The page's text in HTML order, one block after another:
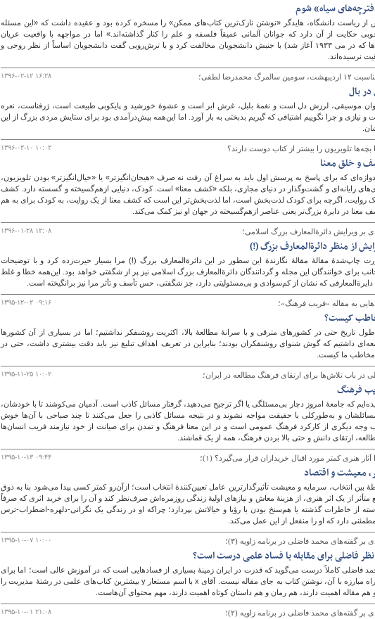
سیاه» شوم
از ریاست دانشگاه، هایدگر «نوشتن نازک‌ترین کتاب‌های ممکن» را مسخره کرده بود و عقیده داشت که «این مسئله
حکایت از آن دارد که جوانان آلمانی عمیقاً فلسفه و علم را کنار گذاشته‌اند.» اما در مواجهه با واقعیت عریان
عقل‌ستیزی (سوزاندن کتاب‌ها که در می ۱۹۳۳ آغاز شد) با جنبش دانشجویان مخالفت کرد و با ترش‌رویی گفت دانشجویان اساساً از نظر روحی و
نرسیده‌اند.
۱۳۹۶-۰۲-۱۲ ۱۶:۲۸ سومین سالمرگ محمدرضا لطفی؛
در بال
موسیقی، لرزش دل است و نغمۀ بلبل، غرش ابر است و عشوۀ خورشید و پایکوبی طبیعت است، ژرفناست، نعره
و نیازی و چرا نگوییم اشتیاقی که گیریم بدبختی به بار آورد. اما این‌همه پیش‌درآمدی بود برای ستایش مردی بزرگ از این
۱۳۹۶-۰۲-۱۰ ۱۰:۰۲ بچه‌ها تلویزیون را بیشتر از کتاب دوست دارند؟
و خلق معنا
که برای پاسخ به پرسش اول باید به سراغ آن رفت نه صرف «هیجان‌انگیزتر» یا «خیال‌انگیزتر» بودن تلویزیون،
رایانه‌ای و گشت‌وگذار در دنیای مجازی، بلکه «کشف معنا» است. کودک، دنیایی ازهم‌گسیخته و گسسته دارد. کشف
یک روایت، اگرچه برای کودک لذت‌بخش است، اما لذت‌بخش‌تر این است که کشف معنا از یک روایت، به کودک برای به هم
معنا در دایرۀ بزرگ‌تر یعنی عناصر ازهم‌گسیخته در جهان او نیز کمک می‌کند.
۱۳۹۶-۰۱-۲۸ ۱۲:۰۸ بر ویرایش دائرة‌المعارف بزرگ اسلامی؛
از منظر دائرة‌المعارف بزرگ (!)
چاپ‌شدۀ مقالۀ مقالۀ نگارندۀ این سطور در این دائرة‌المعارف بزرگ (!) مرا بسیار حیرت‌زده کرد و با توضیحات
برای خوانندگان این مجله و گردانندگان دائرة‌المعارف بزرگ اسلامی نیز پر از شگفتی خواهد بود. این‌همه خطا و غلط
۱۳۹۵-۱۲-۰۲ ۰۹:۱۶ به مقاله «فریب فرهنگ»؛
کیست؟
تاریخ حتی در کشورهای مترقی و با سرانۀ مطالعۀ بالا، اکثریت روشنفکر نداشتیم؛ اما در بسیاری از آن کشورها
داشتیم که گوش شنوای روشنفکران بودند؛ بنابراین در تعریف اهداف تبلیغ نیز باید دقت بیشتری داشت، حتی در
مخاطب ما کیست.
۱۳۹۵-۱۱-۲۵ ۱۰:۰۲ در باب تلاش‌ها برای ارتقای فرهنگ مطالعه در ایران؛
فرهنگ
که جامعۀ امروز دچار بی‌مسئلگی یا اگر ترجیح می‌دهید، گرفتار مسائل کاذب است. آدمیان می‌کوشند تا با خودشان،
و به‌طورکلی با حقیقت مواجه نشوند و در نتیجه مسائل کاذبی را جعل می‌کنند تا چند صباحی با آن‌ها خوش
وجه دیگری از کارکرد فرهنگ عمومی است و در این معنا فرهنگ و تمدن برای صیانت از خود نیازمند فریب انسان‌ها
ارتقای دانش و حتی بالا بردن فرهنگ، همه از یک قماشند.
۱۳۹۵-۱۰-۱۳ ۰۹:۴۴ آثار هنری کمتر مورد اقبال خریداران قرار می‌گیرد؟ (۱)؛
معیشت و اقتصاد
بین انتخاب، سرمایه و معیشت تأثیرگذارترین عامل تعیین‌کنندۀ انتخاب است؛ ازآن‌رو کمتر کسی پیدا می‌شود بنا به ذوق
متأثر از یک اثر هنری، از هزینۀ معاش و نیازهای اولیۀ زندگی روزمره‌اش صرف‌نظر کند و آن را برای خرید اثری که صرفاً
از خاطرات گذشته یا هم‌سنخ بودن با رؤیا و خیالاتش بپردازد؛ چراکه او در زندگی یک نگرانی-دلهره-اضطراب-ترس
دارد که او را منفعل از این عمل می‌کند.
۱۳۹۵-۱۰-۰۷ ۱۰:۰۰ بر گفته‌های محمد فاضلی در برنامه زاویه (۳)؛
نظر فاضلی برای مقابله با فساد علمی درست است؟
فاضلی کاملاً درست می‌گوید که قدرت در ایران زمینۀ بسیاری از فسادهایی است که در آموزش عالی است؛ اما برای
جلب توجه او باید بگویم که راه مبارزه با آن، نوشتن کتاب به جای مقاله نیست. آقای x با اسم مستعار y بیشترین کتاب‌های علمی در رشتۀ مدیریت را
مقاله اهمیت دارند، هم رمان و هم داستان کوتاه اهمیت دارند، مهم‌ محتوای آن‌هاست.
۱۳۹۵-۱۰-۰۱ ۲۱:۰۸ بر گفته‌های محمد فاضلی در برنامه زاویه (۲)؛